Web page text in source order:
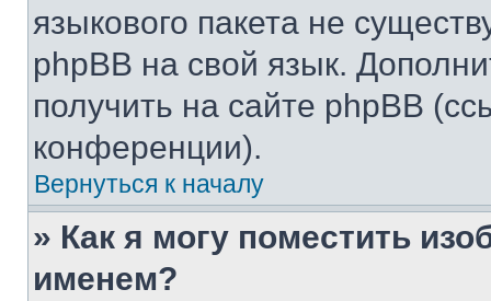
языкового пакета не
phpBB на свой язык.
получить на сайте phpBB
конференции).
Вернуться к началу
» Как я могу поместить
именем?